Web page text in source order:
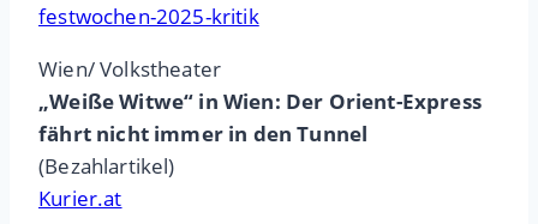
festwochen-2025-kritik
Wien/ Volkstheater
„Weiße Witwe“ in Wien: Der Orient-Express
fährt nicht immer in den Tunnel
(Bezahlartikel)
Kurier.at